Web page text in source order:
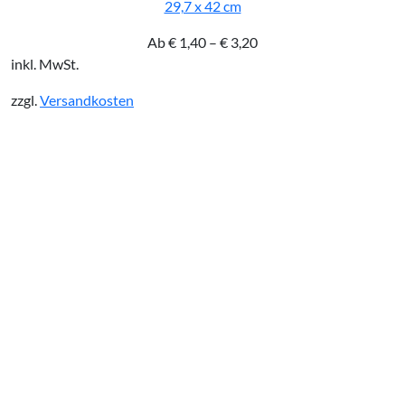
29,7 x 42 cm
Ab€ 1,40 – € 3,20
inkl. MwSt.
zzgl.Versandkosten